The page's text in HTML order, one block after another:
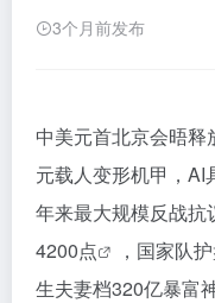
3个月前发布
中美元首北京会晤
元载人变形机甲，AI
年来最大规模反战抗
4200点
，国家队
生夫妻档320亿暴富